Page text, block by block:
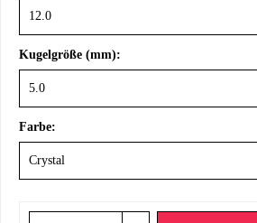
Kugelgröße (mm):
Farbe: